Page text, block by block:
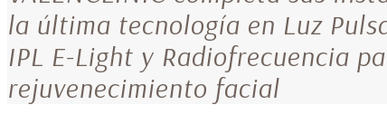
la última tecnología en Luz
IPL E-Light y Radiofrecuencia
rejuvenecimiento facial